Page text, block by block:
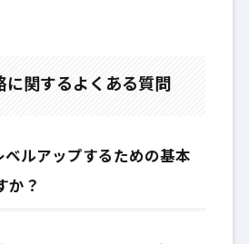
に関するよくある質問
ベルアップするための基本
か？